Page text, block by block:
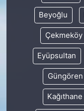
Beyoğlu
Çekmeköy
Eyüpsultan
Güngören
Kağıthane